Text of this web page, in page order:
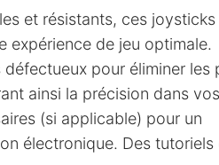
et résistants, ces
expérience de jeu optimale.
défectueux pour éliminer les
ainsi la précision dans
(si applicable) pour un
électronique. Des tutoriels